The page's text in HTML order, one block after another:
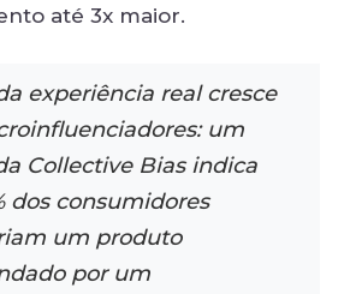
até 3x maior.
experiência real cresce
um
Collective Bias indica
dos consumidores
um produto
por um